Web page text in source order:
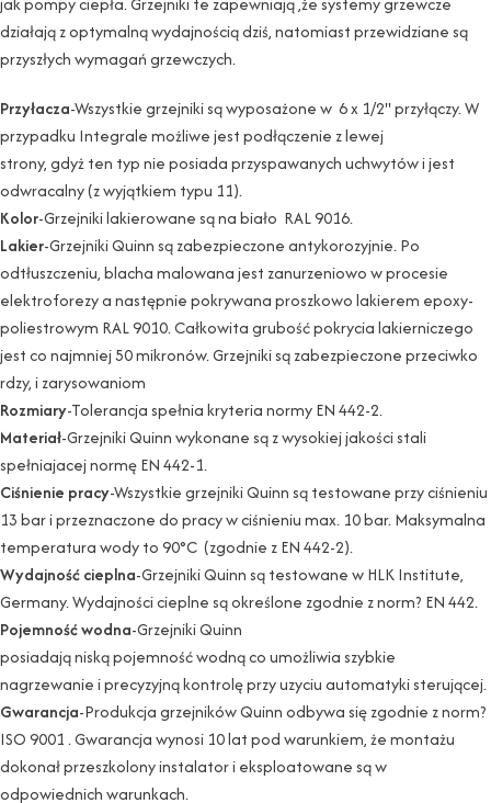
działają z optymalną wydajnością dziś, natomiast przewidziane są
przyszłych wymagań grzewczych.
Przyłacza-Wszystkie grzejniki są wyposażone w 6 x 1/2" przyłączy. W
przypadku Integrale możliwe jest podłączenie z lewej
strony, gdyż ten typ nie posiada przyspawanych uchwytów i jest
odwracalny (z wyjątkiem typu 11).
Kolor-Grzejniki lakierowane są na biało RAL 9016.
Lakier-Grzejniki Quinn są zabezpieczone antykorozyjnie. Po
odtłuszczeniu, blacha malowana jest zanurzeniowo w procesie
elektroforezy a następnie pokrywana proszkowo lakierem epoxy-
poliestrowym RAL 9010. Całkowita grubość pokrycia lakierniczego
jest co najmniej 50 mikronów. Grzejniki są zabezpieczone przeciwko
rdzy, i zarysowaniom
Rozmiary-Tolerancja spełnia kryteria normy EN 442-2.
Materiał-Grzejniki Quinn wykonane są z wysokiej jakości stali
spełniajacej normę EN 442-1.
Ciśnienie pracy-Wszystkie grzejniki Quinn są testowane przy ciśnieniu
13 bar i przeznaczone do pracy w ciśnieniu max. 10 bar. Maksymalna
temperatura wody to 90°C (zgodnie z EN 442-2).
Wydajność cieplna-Grzejniki Quinn są testowane w HLK Institute,
Germany. Wydajności cieplne są określone zgodnie z norm? EN 442.
Pojemność wodna-Grzejniki Quinn
posiadają niską pojemność wodną co umożliwia szybkie
nagrzewanie i precyzyjną kontrolę przy uzyciu automatyki sterującej.
Gwarancja-Produkcja grzejników Quinn odbywa się zgodnie z norm?
ISO 9001 . Gwarancja wynosi 10 lat pod warunkiem, że montażu
dokonał przeszkolony instalator i eksploatowane są w
odpowiednich warunkach.